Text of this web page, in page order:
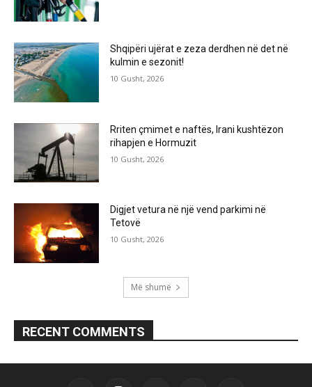
Shqipëri ujërat e zeza derdhen në det në
kulmin e sezonit!
10 Gusht, 2026
Rriten çmimet e naftës, Irani kushtëzon
rihapjen e Hormuzit
10 Gusht, 2026
Digjet vetura në një vend parkimi në
Tetovë
10 Gusht, 2026
Më shumë
RECENT COMMENTS